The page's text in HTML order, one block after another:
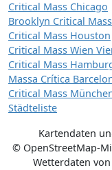
Critical Mass Chicago
Brooklyn Critical Mass
Critical Mass Houston
Critical Mass Wien
Critical Mass
Massa Crítica
Critical Mass
Städteliste
Kartendaten
© OpenStreetMap-
Wetterdaten von